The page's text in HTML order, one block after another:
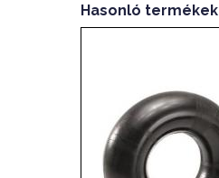
Hasonló termékek